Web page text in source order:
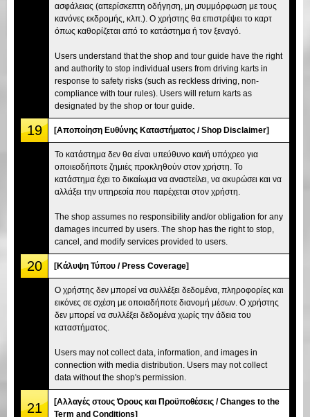
ασφάλειας (απερίσκεπτη οδήγηση, μη συμμόρφωση με τους
κανόνες εκδρομής, κλπ.). Ο χρήστης θα επιστρέψει το καρτ
όπως καθορίζεται από το κατάστημα ή τον ξεναγό.
Users understand that the shop and tour guide have the right
and authority to stop individual users from driving karts in
response to safety risks (such as reckless driving, non-
compliance with tour rules). Users will return karts as
designated by the shop or tour guide.
19 [Αποποίηση Ευθύνης Καταστήματος / Shop Disclaimer]
Το κατάστημα δεν θα είναι υπεύθυνο και/ή υπόχρεο για
οποιεσδήποτε ζημιές προκληθούν στον χρήστη. Το
κατάστημα έχει το δικαίωμα να αναστείλει, να ακυρώσει και να
αλλάξει την υπηρεσία που παρέχεται στον χρήστη.
The shop assumes no responsibility and/or obligation for any
damages incurred by users. The shop has the right to stop,
cancel, and modify services provided to users.
20 [Κάλυψη Τύπου / Press Coverage]
Ο χρήστης δεν μπορεί να συλλέξει δεδομένα, πληροφορίες και
εικόνες σε σχέση με οποιαδήποτε διανομή μέσων. Ο χρήστης
δεν μπορεί να συλλέξει δεδομένα χωρίς την άδεια του
καταστήματος.
Users may not collect data, information, and images in
connection with media distribution. Users may not collect
data without the shop's permission.
21
[Αλλαγές στους Όρους και Προϋποθέσεις / Changes to the
Term and Conditions]